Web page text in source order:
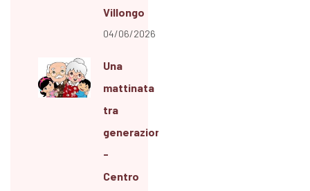
Villongo
04/06/2026
Una
mattinata
tra
generazioni
-
Centro